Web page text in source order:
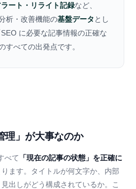
ート・リライト記録など、
析・改善機能の基盤データ とし
に必要な記事情報の正確な
すべての出発点です。
理」が大事なのか
べて
「現在の記事の状態」を正確に
ます。タイトルが何文字か、内部
出しがどう構成されているか。こ